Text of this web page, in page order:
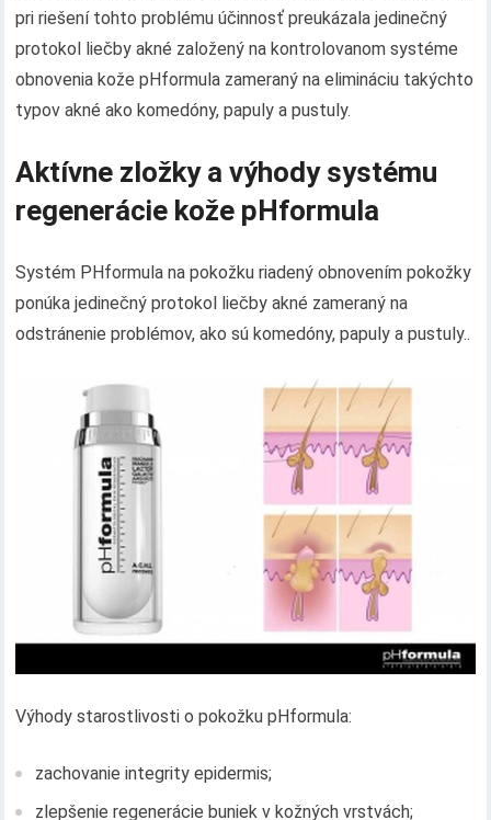
pri riešení tohto problému účinnosť preukázala jedinečný
protokol liečby akné založený na kontrolovanom systéme
obnovenia kože pHformula zameraný na elimináciu takýchto
typov akné ako komedóny, papuly a pustuly.
Aktívne zložky a výhody systému
regenerácie kože pHformula
Systém PHformula na pokožku riadený obnovením pokožky
ponúka jedinečný protokol liečby akné zameraný na
odstránenie problémov, ako sú komedóny, papuly a pustuly..
Výhody starostlivosti o pokožku pHformula:
zachovanie integrity epidermis;
zlepšenie regenerácie buniek v kožných vrstvách;